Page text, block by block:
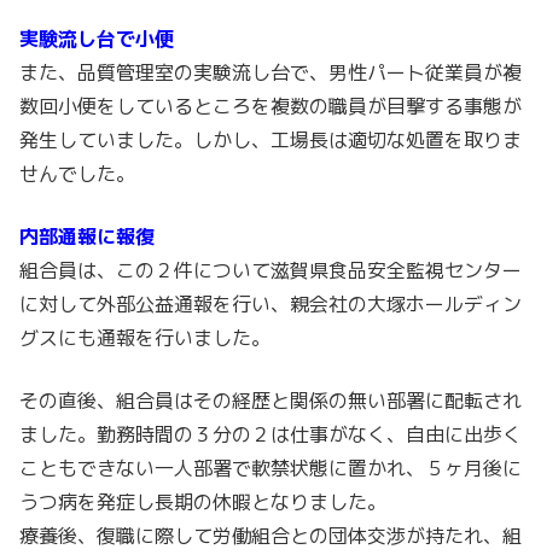
は、
７
月
５
日
で
す。
実験流し台で小便
また、品質管理室の実験流し台で、男性パート従業員が複
数回小便をしているところを複数の職員が目撃する事態が
発生していました。しかし、工場長は適切な処置を取りま
せんでした。
内部通報に報復
組合員は、この２件について滋賀県食品安全監視センター
に対して外部公益通報を行い、親会社の大塚ホールディン
グスにも通報を行いました。
その直後、組合員はその経歴と関係の無い部署に配転され
ました。勤務時間の３分の２は仕事がなく、自由に出歩く
こともできない一人部署で軟禁状態に置かれ、５ヶ月後に
うつ病を発症し長期の休暇となりました。
療養後、復職に際して労働組合との団体交渉が持たれ、組